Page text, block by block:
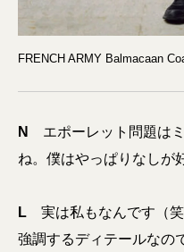
FRENCH ARMY Balmacaan
N
エポーレット問題は
ね。僕はやっぱりなしが
L 実は私もなんです（
強調するディテールなの